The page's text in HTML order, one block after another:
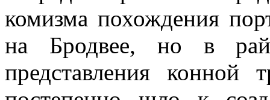
комизма похождения
на Бродвее, но в
представления